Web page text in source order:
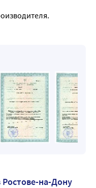
на-Дону